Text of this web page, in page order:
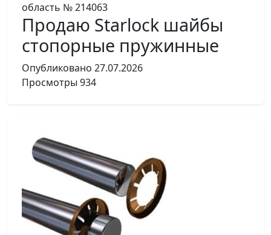
область № 214063
Продаю Starlock шайбы
cтопорные пружинные
Опубликовано 27.07.2026
Просмотры 934